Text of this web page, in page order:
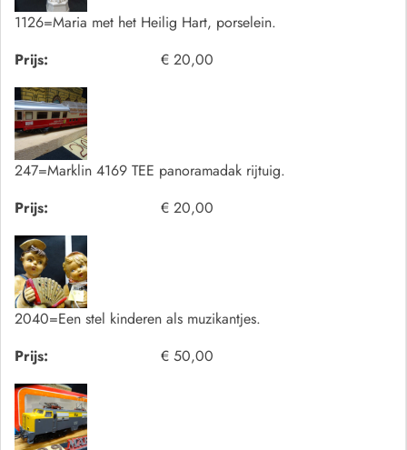
1126=Maria met het Heilig Hart, porselein.
Prijs:
€ 20,00
247=Marklin 4169 TEE panoramadak rijtuig.
Prijs:
€ 20,00
2040=Een stel kinderen als muzikantjes.
Prijs:
€ 50,00